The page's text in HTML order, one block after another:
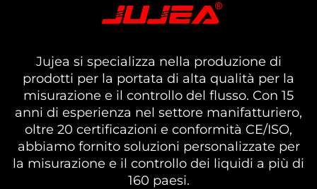
Jujea si specializza nella produzione di
prodotti per la portata di alta qualità per la
misurazione e il controllo del flusso. Con 15
anni di esperienza nel settore manifatturiero,
oltre 20 certificazioni e conformità CE/ISO,
abbiamo fornito soluzioni personalizzate per
la misurazione e il controllo dei liquidi a più di
160 paesi.